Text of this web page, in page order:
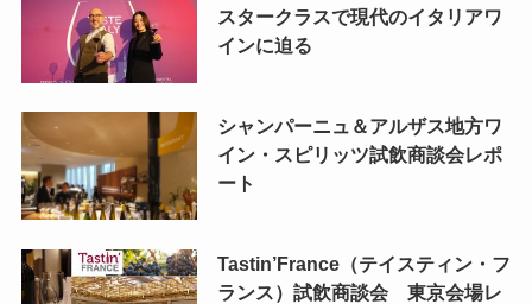
スタークラスで現代のイタリアワ
インに迫る
シャンパーニュ＆アルザス地方ワ
イン・スピリッツ試飲商談会レポ
ート
Tastin’France（テイスティン・フ
ランス）試飲商談会 東京会場レ